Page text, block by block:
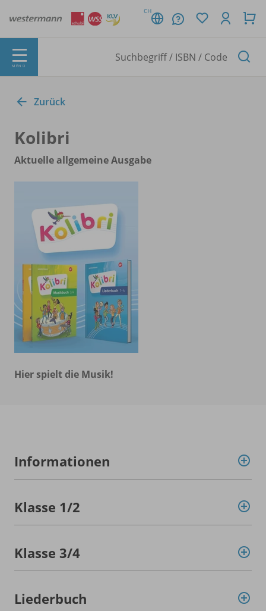
CH
MENÜ
Zurück
Kolibri
Aktuelle allgemeine Ausgabe
Hier spielt die Musik!
Informationen
Klasse 1/2
Klasse 3/4
Liederbuch